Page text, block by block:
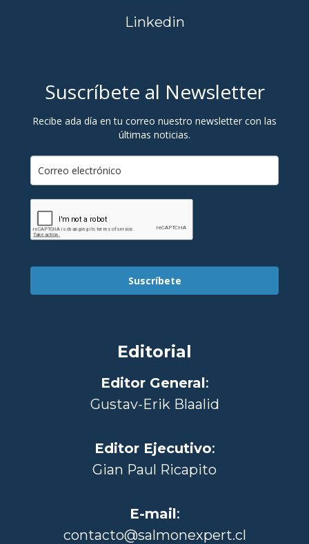
Linkedin
Suscríbete al Newsletter
Recibe ada día en tu correo nuestro newsletter con las
últimas noticias.
Suscríbete
Editorial
Editor General:
Gustav-Erik Blaalid
Editor Ejecutivo:
Gian Paul Ricapito
E-mail:
contacto@salmonexpert.cl